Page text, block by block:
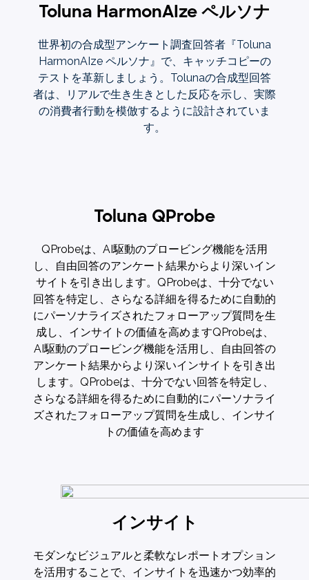
Toluna HarmonAIze ペルソナ
世界初の合成型アンケート調査回答者『Toluna
HarmonAIze ペルソナ』で、キャッチコピーの
テストを革新しましょう。Tolunaの合成型回答
者は、リアルで生き生きとした反応を示し、実際
の消費者行動を模倣するように設計されていま
す。
Toluna QProbe
QProbeは、AI駆動のプロービング機能を活用
し、自由回答のアンケート結果からより深いイン
サイトを引き出します。QProbeは、十分でない
回答を特定し、さらなる詳細を得るために自動的
にパーソナライズされたフォローアップ質問を生
成し、インサイトの価値を高めますQProbeは、
AI駆動のプロービング機能を活用し、自由回答の
アンケート結果からより深いインサイトを引き出
します。QProbeは、十分でない回答を特定し、
さらなる詳細を得るために自動的にパーソナライ
ズされたフォローアップ質問を生成し、インサイ
トの価値を高めます
インサイト
モダンなビジュアルと柔軟なレポートオプション
を活用することで、インサイトを迅速かつ効率的